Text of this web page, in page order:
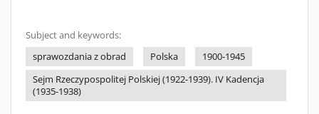
Subject and keywords:
sprawozdania z obrad
Polska
1900-1945
Sejm Rzeczypospolitej Polskiej (1922-1939). IV Kadencja
(1935-1938)